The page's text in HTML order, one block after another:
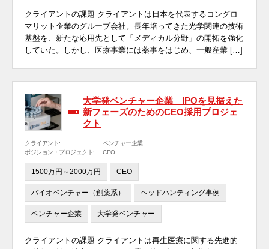
クライアントの課題 クライアントは日本を代表するコングロ
マリット企業のグループ会社。長年培ってきた光学関連の技術
基盤を、新たな応用先として「メディカル分野」の開拓を強化
していた。しかし、医療事業には薬事をはじめ、一般産業 […]
大学発ベンチャー企業 IPOを見据えた
新フェーズのためのCEO採用プロジェ
クト
クライアント:
ベンチャー企業
ポジション・プロジェクト:
CEO
1500万円～2000万円 CEO
バイオベンチャー（創薬系） ヘッドハンティング事例
ベンチャー企業 大学発ベンチャー
クライアントの課題 クライアントは再生医療に関する先進的